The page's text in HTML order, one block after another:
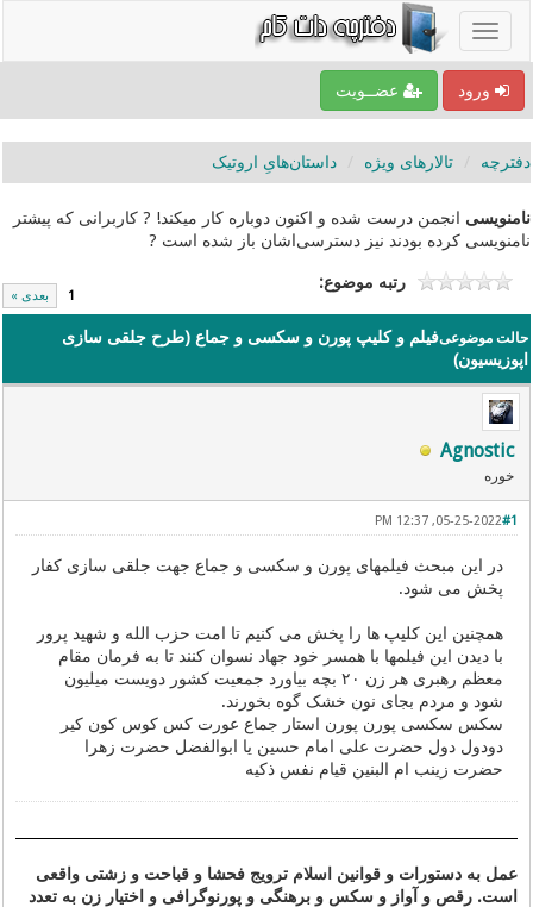
ورود عضــویت
دفترچه تالارهای ویژه داستا‌ن‌هایِ اروتیک
نامنویسی انجمن درست شده و اکنون دوباره کار میکند! ? کاربرانی که پیشتر
نامنویسی کرده بودند نیز دسترسی‌اشان باز شده است ?
1 بعدی »
رتبه موضوع:
حالت موضوعیفیلم و کلیپ پورن و سکسی و جماع (طرح جلقی سازی
اپوزیسیون)
Agnostic
خوره
#1
05-25-2022, 12:37 PM
در این مبحث فیلمهای پورن و سکسی و جماع جهت جلقی سازی کفار
پخش می شود.
همچنین این کلیپ ها را پخش می کنیم تا امت حزب الله و شهید پرور
با دیدن این فیلمها با همسر خود جهاد نسوان کنند تا به فرمان مقام
معظم رهبری هر زن ۲۰ بچه بیاورد جمعیت کشور دویست میلیون
شود و مردم بجای نون خشک گوه بخورند.
سکس سکسی پورن پورن استار جماع عورت کس کوس کون کیر
دودول دول حضرت علی امام حسین یا ابوالفضل حضرت زهرا
حضرت زینب ام البنین قیام نفس ذکیه
عمل به دستورات و قوانین اسلام ترویج فحشا و قباحت و زشتی واقعی
است. رقص و آواز و سکس و برهنگی و پورنوگرافی و اختیار زن به تعدد